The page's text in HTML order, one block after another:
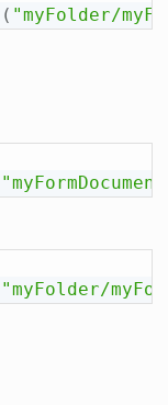
( "myFolder/
"myFolder/